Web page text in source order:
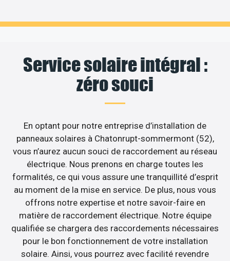
Service solaire intégral :
zéro souci
En optant pour notre entreprise d’installation de
panneaux solaires à Chatonrupt-sommermont (52),
vous n’aurez aucun souci de raccordement au réseau
électrique. Nous prenons en charge toutes les
formalités, ce qui vous assure une tranquillité d’esprit
au moment de la mise en service. De plus, nous vous
offrons notre expertise et notre savoir-faire en
matière de raccordement électrique. Notre équipe
qualifiée se chargera des raccordements nécessaires
pour le bon fonctionnement de votre installation
solaire. Ainsi, vous pourrez avec facilité revendre